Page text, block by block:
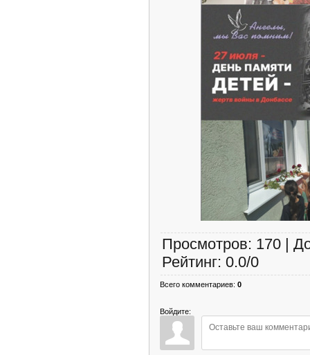
Просмотров: 170 |
Рейтинг: 0.0/0
Всего комментариев: 0
Войдите: